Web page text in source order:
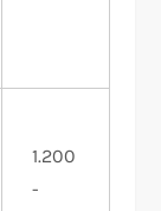
1.200
-